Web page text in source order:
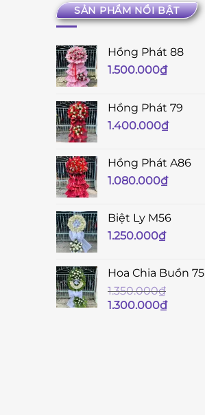
SẢN PHẨM NỔI BẬT
Hồng Phát 88
1.500.000₫
Hồng Phát 79
1.400.000₫
Hồng Phát A86
1.080.000₫
Biệt Ly M56
1.250.000₫
Hoa Chia Buồn 75
1.350.000₫
Giá
1.300.000₫Giá